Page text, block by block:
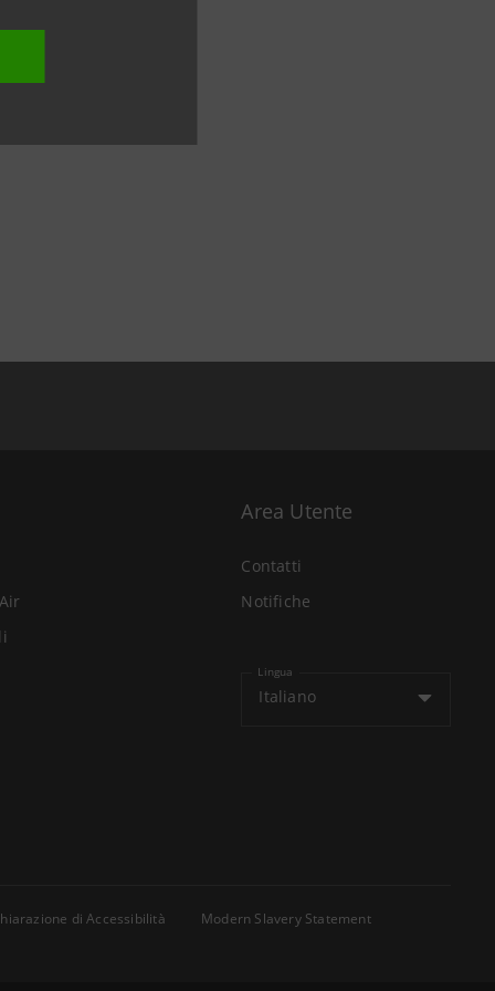
Area Utente
Contatti
Notifiche
Lingua
Italiano
di Accessibilità
Modern Slavery Statement